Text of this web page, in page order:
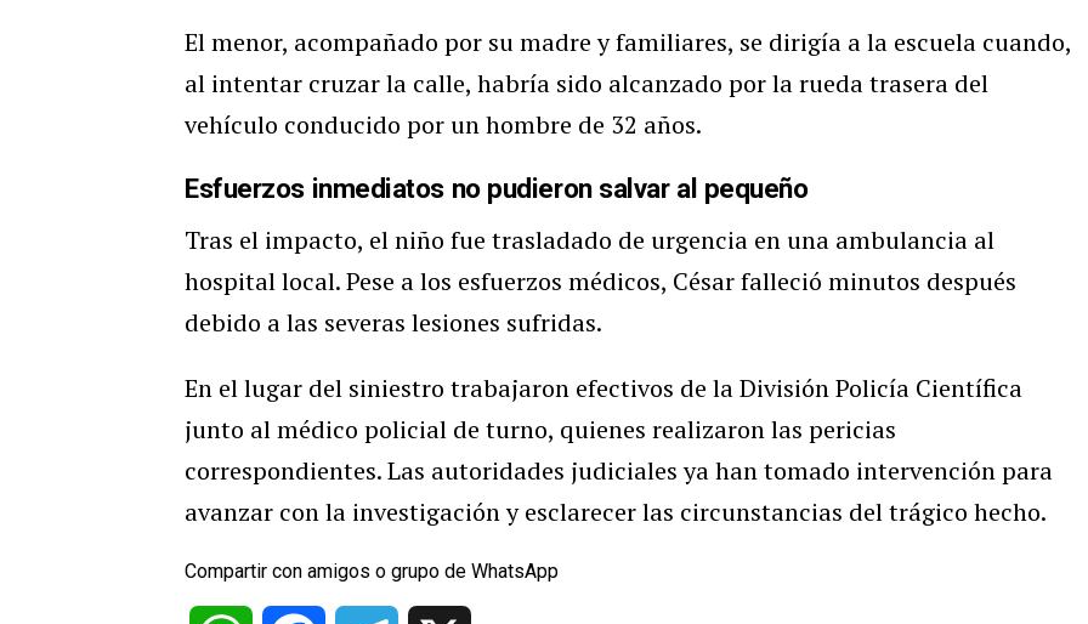
El menor, acompañado por su madre y familiares, se dirigía a la escuela cuando,
al intentar cruzar la calle, habría sido alcanzado por la rueda trasera del
vehículo conducido por un hombre de 32 años.
Esfuerzos inmediatos no pudieron salvar al pequeño
Tras el impacto, el niño fue trasladado de urgencia en una ambulancia al
hospital local. Pese a los esfuerzos médicos, César falleció minutos después
debido a las severas lesiones sufridas.
En el lugar del siniestro trabajaron efectivos de la División Policía Científica
junto al médico policial de turno, quienes realizaron las pericias
correspondientes. Las autoridades judiciales ya han tomado intervención para
avanzar con la investigación y esclarecer las circunstancias del trágico hecho.
Compartir con amigos o grupo de WhatsApp